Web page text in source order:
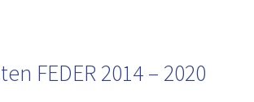
FEDER 2014 – 2020